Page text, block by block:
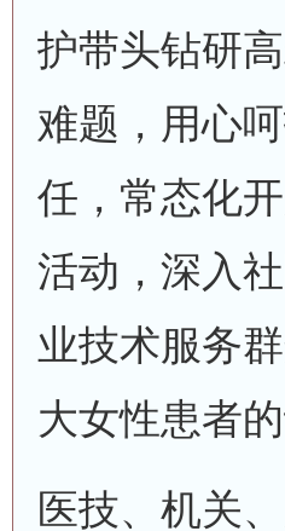
护带头钻研
难题，用心
任，常态化
活动，深入
业技术服务
大女性患者
医技、机关